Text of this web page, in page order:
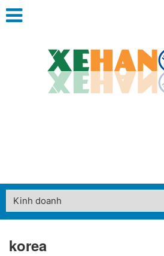
korea